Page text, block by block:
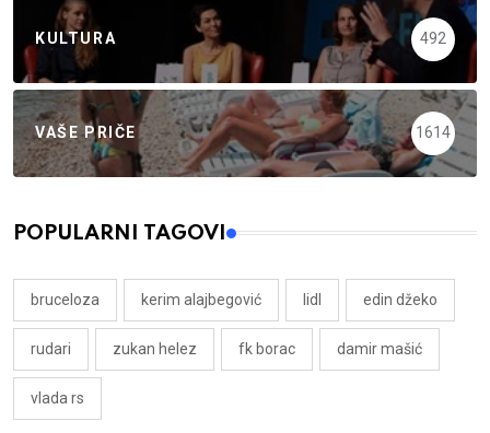
KULTURA 492
VAŠE PRIČE 1614
POPULARNI TAGOVI
bruceloza kerim alajbegović lidl edin džeko
rudari zukan helez fk borac damir mašić
vlada rs